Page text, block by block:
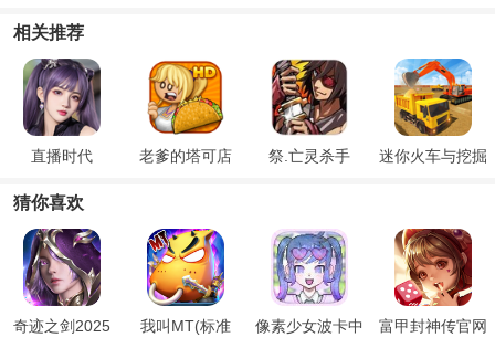
相关推荐
直播时代
老爹的塔可店
祭.亡灵杀手
迷你火车与挖掘
猜你喜欢
奇迹之剑2025
我叫MT(标准
像素少女波卡中
富甲封神传官网